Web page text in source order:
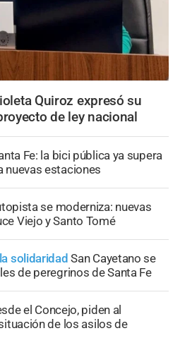
Quiroz expresó su
de ley nacional
Fe: la bici pública ya supera
nuevas estaciones
se moderniza: nuevas
Viejo y Santo Tomé
solidaridad San Cayetano se
de peregrinos de Santa Fe
el Concejo, piden al
de los asilos de